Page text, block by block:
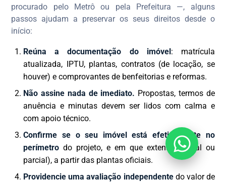
procurado pelo Metrô ou pela Prefeitura —, alguns
passos ajudam a preservar os seus direitos desde o
início:
Reúna a documentação do imóvel: matrícula
atualizada, IPTU, plantas, contratos (de locação, se
houver) e comprovantes de benfeitorias e reformas.
Não assine nada de imediato. Propostas, termos de
anuência e minutas devem ser lidos com calma e
com apoio técnico.
Confirme se o seu imóvel está efetivamente no
perímetro do projeto, e em que extensão (total ou
parcial), a partir das plantas oficiais.
Providencie uma avaliação independentedo valor de